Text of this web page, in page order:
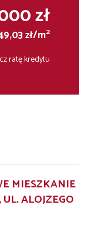
zł
zł/m2
ratę kredytu
MIESZKANIE
ALOJZEGO